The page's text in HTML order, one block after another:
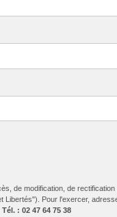
de modification, de
Libertés"). Pour l'exercer,
: 02 47 64 75 38